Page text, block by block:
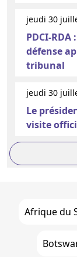
jeudi 30
PDCI-
défense
tribunal
jeudi 30
Le
visite
Afrique du